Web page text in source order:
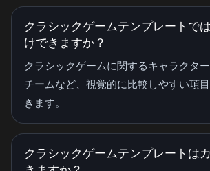
クラシックゲームテンプレートで
けできますか？
クラシックゲームに関するキャラクター
チームなど、視覚的に比較しやすい項
きます。
クラシックゲームテンプレートは